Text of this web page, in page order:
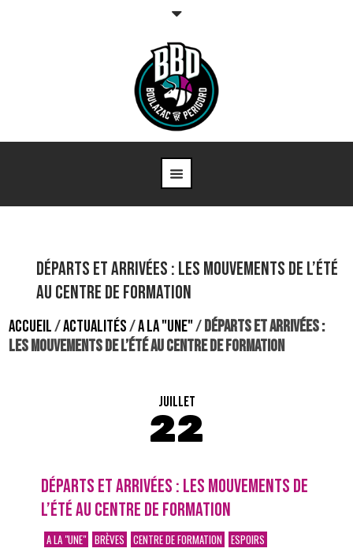
Départs et arrivées : les mouvements de l’été
au centre de formation
ACCUEIL/ACTUALITÉS/A LA "UNE"/DÉPARTS ET ARRIVÉES :
LES MOUVEMENTS DE L’ÉTÉ AU CENTRE DE FORMATION
JUILLET
22
DÉPARTS ET ARRIVÉES : LES MOUVEMENTS DE
L’ÉTÉ AU CENTRE DE FORMATION
A LA "UNE" BRÈVES CENTRE DE FORMATION ESPOIRS